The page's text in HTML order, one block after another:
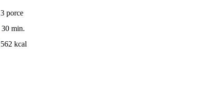
3 porce
30 min.
562 kcal